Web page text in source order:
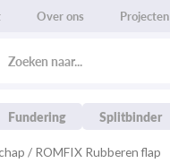
Over ons Projecten
zoeken
Fundering Splitbinder
/ ROMFIX Rubberen flap